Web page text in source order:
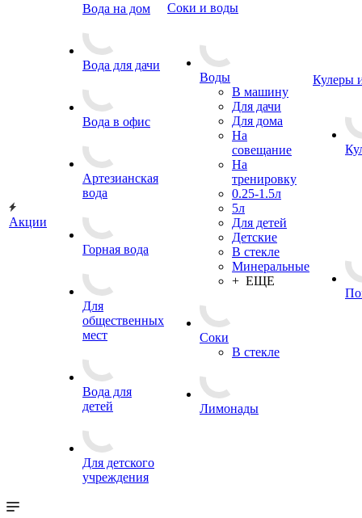
Акции
Вода на дом
Вода для дачи
Вода в офис
Артезианская
вода
Горная вода
Для
общественных
мест
Вода для
детей
Для детского
учреждения
Соки и воды
Воды
В машину
Для дачи
Для дома
На
совещание
На
тренировку
0.25-1.5л
5л
Для детей
Детские
В стекле
Минеральные
+ ЕЩЕ
Соки
В стекле
Лимонады
Кулеры